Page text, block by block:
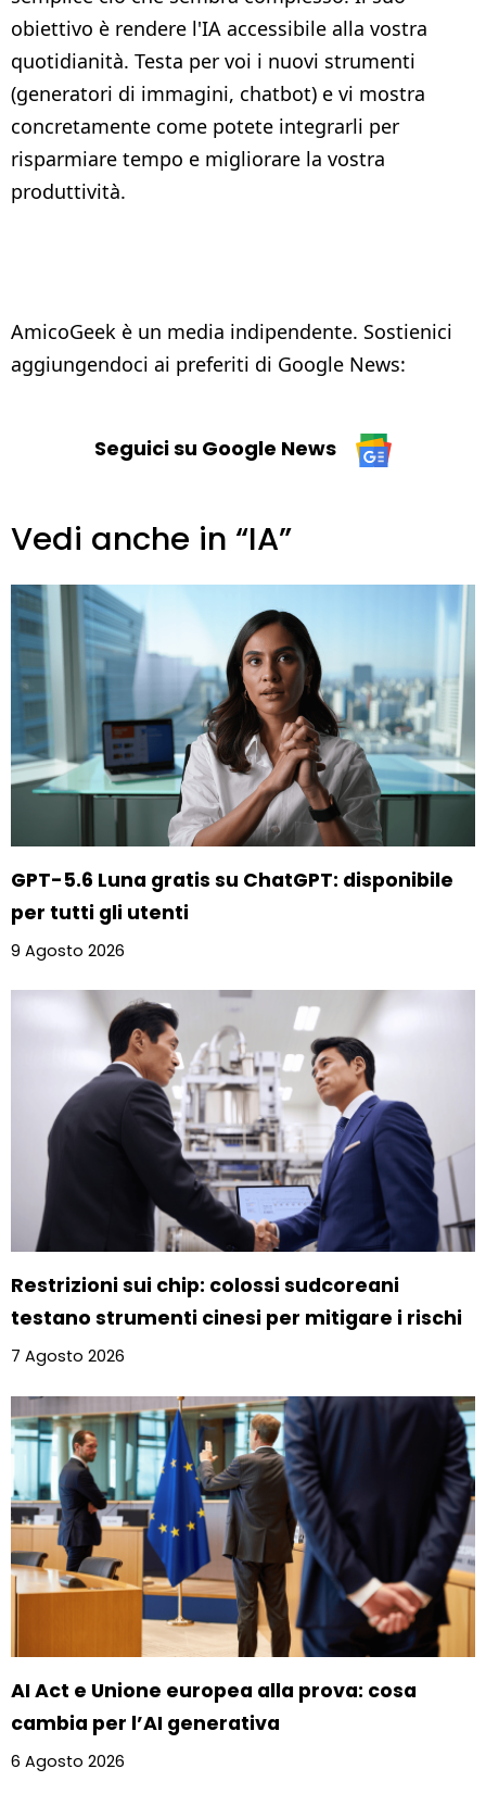
obiettivo è rendere l'IA accessibile alla vostra
quotidianità. Testa per voi i nuovi strumenti
(generatori di immagini, chatbot) e vi mostra
concretamente come potete integrarli per
risparmiare tempo e migliorare la vostra
produttività.
AmicoGeek è un media indipendente. Sostienici
aggiungendoci ai preferiti di Google News:
Seguici su Google News
Vedi anche in “IA”
GPT-5.6 Luna gratis su ChatGPT: disponibile
per tutti gli utenti
9 Agosto 2026
Restrizioni sui chip: colossi sudcoreani
testano strumenti cinesi per mitigare i rischi
7 Agosto 2026
AI Act e Unione europea alla prova: cosa
cambia per l’AI generativa
6 Agosto 2026